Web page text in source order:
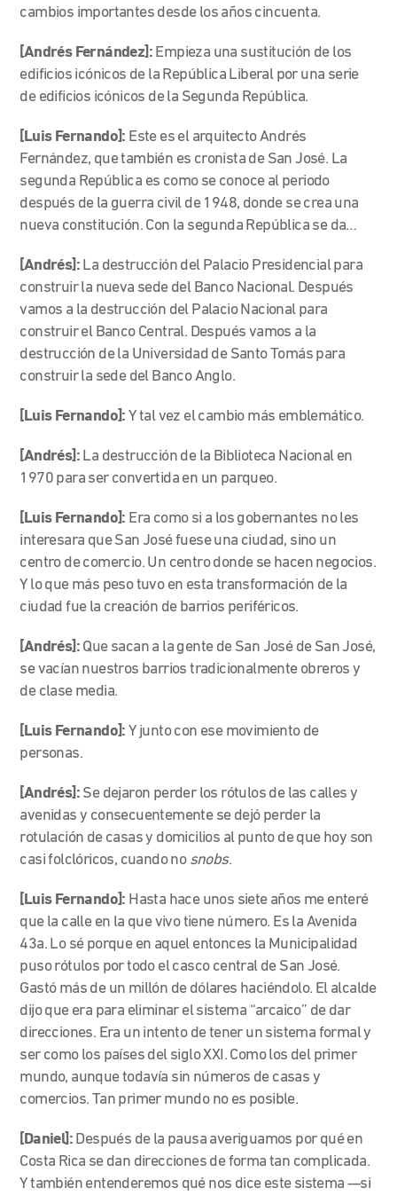
cambios importantes desde los años cincuenta.
[Andrés Fernández]: Empieza una sustitución de los
edificios icónicos de la República Liberal por una serie
de edificios icónicos de la Segunda República.
[Luis Fernando]: Este es el arquitecto Andrés
Fernández, que también es cronista de San José. La
segunda República es como se conoce al periodo
después de la guerra civil de 1948, donde se crea una
nueva constitución. Con la segunda República se da…
[Andrés]: La destrucción del Palacio Presidencial para
construir la nueva sede del Banco Nacional. Después
vamos a la destrucción del Palacio Nacional para
construir el Banco Central. Después vamos a la
destrucción de la Universidad de Santo Tomás para
construir la sede del Banco Anglo.
[Luis Fernando]:Y tal vez el cambio más emblemático.
[Andrés]: La destrucción de la Biblioteca Nacional en
1970 para ser convertida en un parqueo.
[Luis Fernando]: Era como si a los gobernantes no les
interesara que San José fuese una ciudad, sino un
centro de comercio. Un centro donde se hacen negocios.
Y lo que más peso tuvo en esta transformación de la
ciudad fue la creación de barrios periféricos.
[Andrés]: Que sacan a la gente de San José de San José,
se vacían nuestros barrios tradicionalmente obreros y
de clase media.
[Luis Fernando]:Y junto con ese movimiento de
personas.
[Andrés]: Se dejaron perder los rótulos de las calles y
avenidas y consecuentemente se dejó perder la
rotulación de casas y domicilios al punto de que hoy son
casi folclóricos, cuando no snobs.
[Luis Fernando]: Hasta hace unos siete años me enteré
que la calle en la que vivo tiene número. Es la Avenida
43a. Lo sé porque en aquel entonces la Municipalidad
puso rótulos por todo el casco central de San José.
Gastó más de un millón de dólares haciéndolo. El alcalde
dijo que era para eliminar el sistema “arcaico” de dar
direcciones. Era un intento de tener un sistema formal y
ser como los países del siglo XXI. Como los del primer
mundo, aunque todavía sin números de casas y
comercios. Tan primer mundo no es posible.
[Daniel]: Después de la pausa averiguamos por qué en
Costa Rica se dan direcciones de forma tan complicada.
Y también entenderemos qué nos dice este sistema —si